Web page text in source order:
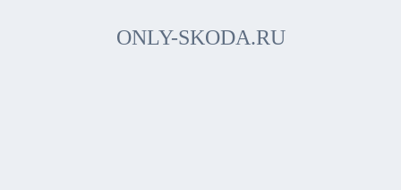
ONLY-SKODA.RU